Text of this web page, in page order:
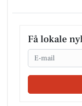
Få lokale
Email